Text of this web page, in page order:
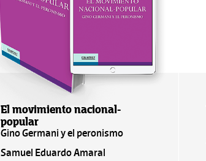
El movimiento nacional-
popular
Gino Germani y el peronismo
Samuel Eduardo Amaral